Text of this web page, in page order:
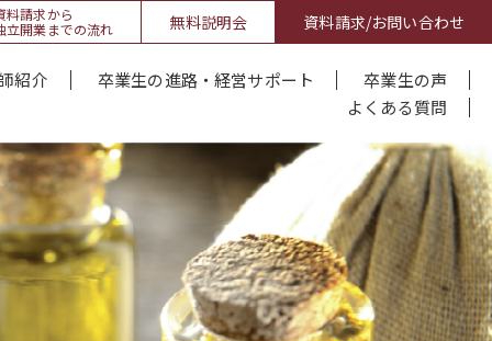
料請求から
立開業までの流れ
無料説明会 資料請求/お問い合わせ
紹介 卒業生の進路・経営サポート
卒業生の声
よくある質問